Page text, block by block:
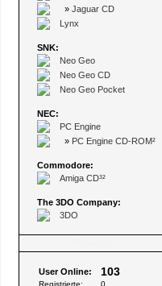
» Jaguar CD
Lynx
SNK:
Neo Geo
Neo Geo CD
Neo Geo Pocket
NEC:
PC Engine
» PC Engine CD-ROM²
Commodore:
Amiga CD³²
The 3DO Company:
3DO
User Online: 103
Registrierte:
0